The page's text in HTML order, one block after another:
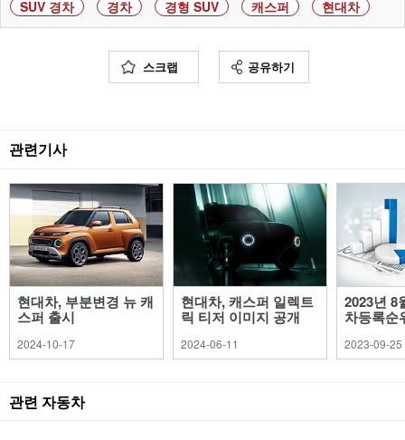
SUV 경차 경차 경형 SUV 캐스퍼 현대차
스크랩 공유하기
관련기사
현대차, 부분변경 뉴 캐
스퍼 출시
2024-10-17
현대차, 캐스퍼 일렉트
릭 티저 이미지 공개
2024-06-11
2023년 8
차등록순
2023-09-25
관련 자동차